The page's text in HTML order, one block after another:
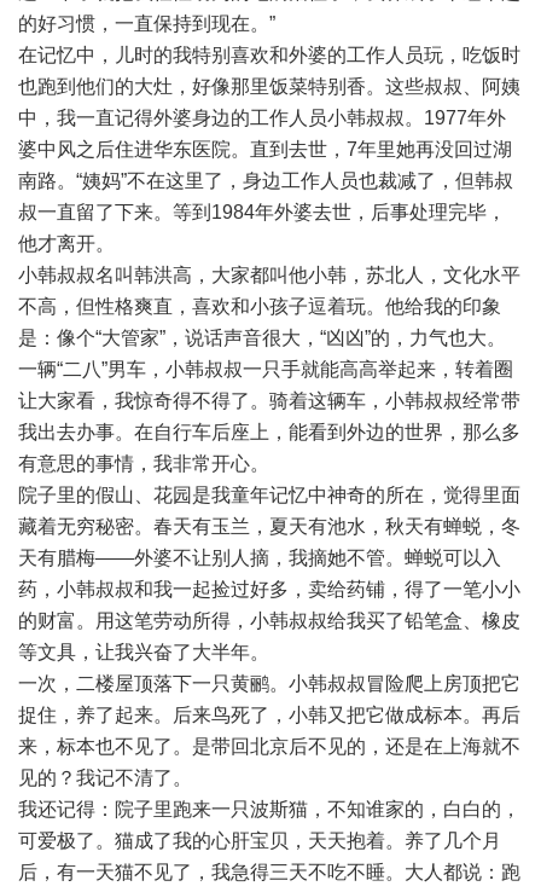
的好习惯，一直保持到现在。”
在记忆中，儿时的我特别喜欢和外婆的工作人员玩，吃饭时
也跑到他们的大灶，好像那里饭菜特别香。这些叔叔、阿姨
中，我一直记得外婆身边的工作人员小韩叔叔。1977年外
婆中风之后住进华东医院。直到去世，7年里她再没回过湖
南路。“姨妈”不在这里了，身边工作人员也裁减了，但韩叔
叔一直留了下来。等到1984年外婆去世，后事处理完毕，
他才离开。
小韩叔叔名叫韩洪高，大家都叫他小韩，苏北人，文化水平
不高，但性格爽直，喜欢和小孩子逗着玩。他给我的印象
是：像个“大管家”，说话声音很大，“凶凶”的，力气也大。
一辆“二八”男车，小韩叔叔一只手就能高高举起来，转着圈
让大家看，我惊奇得不得了。骑着这辆车，小韩叔叔经常带
我出去办事。在自行车后座上，能看到外边的世界，那么多
有意思的事情，我非常开心。
院子里的假山、花园是我童年记忆中神奇的所在，觉得里面
藏着无穷秘密。春天有玉兰，夏天有池水，秋天有蝉蜕，冬
天有腊梅——外婆不让别人摘，我摘她不管。蝉蜕可以入
药，小韩叔叔和我一起捡过好多，卖给药铺，得了一笔小小
的财富。用这笔劳动所得，小韩叔叔给我买了铅笔盒、橡皮
等文具，让我兴奋了大半年。
一次，二楼屋顶落下一只黄鹂。小韩叔叔冒险爬上房顶把它
捉住，养了起来。后来鸟死了，小韩又把它做成标本。再后
来，标本也不见了。是带回北京后不见的，还是在上海就不
见的？我记不清了。
我还记得：院子里跑来一只波斯猫，不知谁家的，白白的，
可爱极了。猫成了我的心肝宝贝，天天抱着。养了几个月
后，有一天猫不见了，我急得三天不吃不睡。大人都说：跑